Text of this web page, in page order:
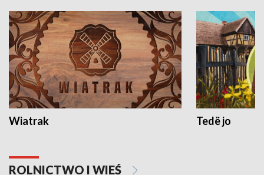
Wiatrak Tedë jo
ROLNICTWO I WIEŚ